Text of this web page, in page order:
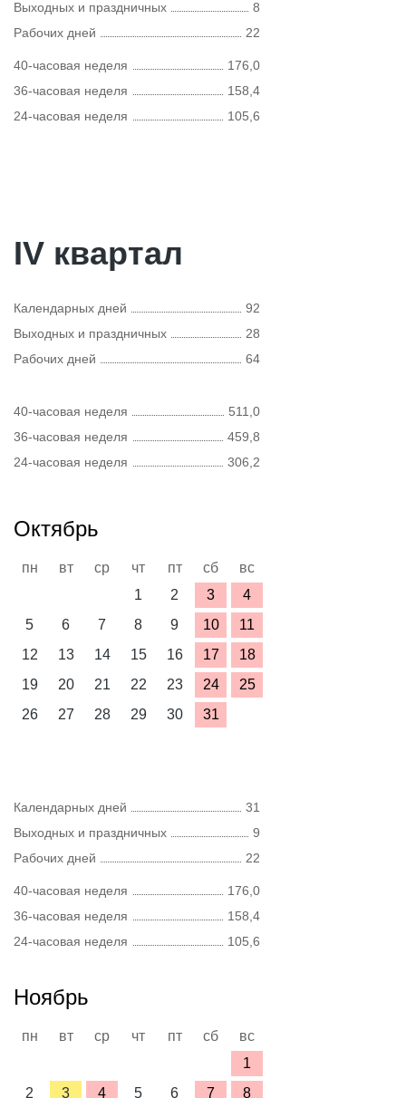
Выходных и праздничных
8
Рабочих дней
22
40-часовая неделя
176,0
36-часовая неделя
158,4
24-часовая неделя
105,6
IV квартал
Календарных дней
92
Выходных и праздничных
28
Рабочих дней
64
40-часовая неделя
511,0
36-часовая неделя
459,8
24-часовая неделя
306,2
Октябрь
пн вт ср чт пт сб
вс
1
2 3
4
5
6 7 8 9 10
11
12
13 14 15 16 17
18
19
20 21 22 23 24
25
26
27 28 29 30 31
Календарных дней
31
Выходных и праздничных
9
Рабочих дней
22
40-часовая неделя
176,0
36-часовая неделя
158,4
24-часовая неделя
105,6
Ноябрь
пн вт ср чт пт сб
вс
1
2
3 4 5 6 7 8